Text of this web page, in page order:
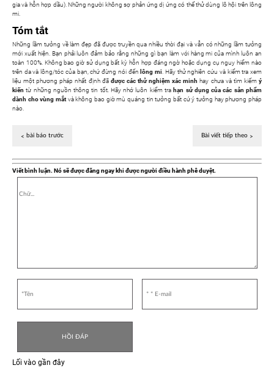
gia và hỗn hợp dầu). Những người không sợ phản ứng dị ứng có thể thử dùng lô hội trên lông
mi.
Tóm tắt
Những lầm tưởng về làm đẹp đã được truyền qua nhiều thời đại và vẫn có những lầm tưởng
mới xuất hiện. Bạn phải luôn đảm bảo rằng những gì bạn làm với hàng mi của mình luôn an
toàn 100%. Không bao giờ sử dụng bất kỳ hỗn hợp đáng ngờ hoặc dụng cụ nguy hiểm nào
trên da và lông/tóc của bạn, chứ đừng nói đến lông mi. Hãy thử nghiên cứu và kiểm tra xem
liệu một phương pháp nhất định đã được các thử nghiệm xác minh hay chưa và tìm kiếmý
kiến từ những nguồn thông tin tốt. Hãy nhớ luôn kiểm tra hạn sử dụng của các sản phẩm
dành cho vùng mắtvà không bao giờ mù quáng tin tưởng bất cứ ý tưởng hay phương pháp
nào.
bài báo trước Bài viết tiếp theo
Viết bình luận. Nó sẽ được đăng ngay khi được người điều hành phê duyệt.
Lối vào gần đây